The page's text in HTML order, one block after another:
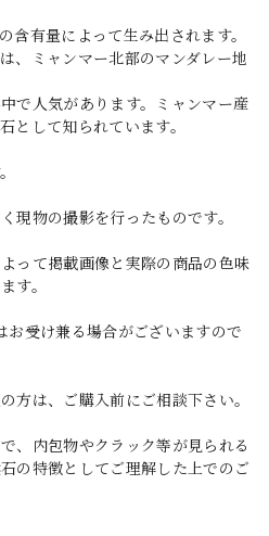
含有量によって生み出されます。
、ミャンマー北部のマンダレー地
で人気があります。ミャンマー産
として知られています。
現物の撮影を行ったものです。
って掲載画像と実際の商品の色味
す。
受け兼る場合がございますので
方は、ご購入前にご相談下さい。
、内包物やクラック等が見られる
の特徴としてご理解した上でのご